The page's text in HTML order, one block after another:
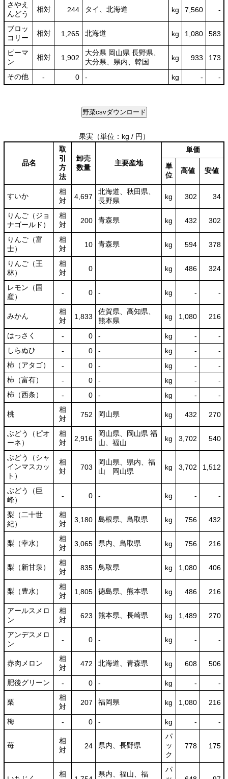
さやえ
んどう
相対 244 タイ、北海道 kg 7,560 -
ブロッ
コリー
相対 1,265 北海道 kg 1,080 583
ピーマ
ン
相対 1,902
大分県 岡山県 長野県、
大分県、県内、韓国
kg 933 173
その他 - 0 - kg - -
果実（単位：kg / 円）
品名
取
引
方
法
卸売
数量
主要産地
単価
単
位
高値 安値
すいか
相
対
4,697
北海道、秋田県、
長野県
kg 302 34
りんご（ジョ
ナゴールド）
相
対
200 青森県 kg 432 302
りんご（富
士）
相
対
10 青森県 kg 594 378
りんご（王
林）
相
対
0 kg 486 324
レモン（国
産）
- 0 - kg - -
みかん
相
対
1,833
佐賀県、高知県、
熊本県
kg 1,080 216
はっさく - 0 - kg -
-
しらぬひ
- 0 - kg -
-
柿（アタゴ）
- 0 - kg -
-
柿（富有）
- 0 - kg -
-
柿（西条）
- 0 - kg - -
桃
相
対
752 岡山県 kg 432 270
ぶどう（ピオ
ーネ）
相
対
2,916
岡山県、岡山県 福
山、福山
kg 3,702 540
ぶどう（シャ
インマスカッ
ト）
相
対
703
岡山県、県内、福
山 岡山県
kg 3,702 1,512
ぶどう（巨
峰）
- 0 - kg - -
梨（二十世
紀）
相
対
3,180 島根県、鳥取県 kg 756 432
梨（幸水）
相
対
3,065 県内、鳥取県 kg 756 216
梨（新甘泉）
相
対
835 鳥取県 kg 1,080 406
梨（豊水）
相
対
1,805 徳島県、熊本県 kg 486 216
アールスメロ
ン
相
対
623 熊本県、長崎県 kg 1,489 270
アンデスメロ
ン
- 0 - kg - -
赤肉メロン
相
対
472 北海道、青森県 kg 608 506
肥後グリーン - 0 - kg - -
栗
相
対
207 福岡県 kg 1,080 216
梅 - 0 - kg - -
苺
相
対
24 県内、長野県
パ
ッ
ク
778 175
相
県内、福山、福
パ